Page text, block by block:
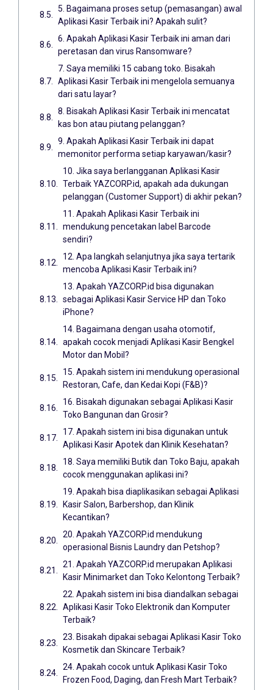
5. Bagaimana proses setup (pemasangan) awal
Aplikasi Kasir Terbaik ini? Apakah sulit?
6. Apakah Aplikasi Kasir Terbaik ini aman dari
peretasan dan virus Ransomware?
7. Saya memiliki 15 cabang toko. Bisakah
Aplikasi Kasir Terbaik ini mengelola semuanya
dari satu layar?
8. Bisakah Aplikasi Kasir Terbaik ini mencatat
kas bon atau piutang pelanggan?
9. Apakah Aplikasi Kasir Terbaik ini dapat
memonitor performa setiap karyawan/kasir?
10. Jika saya berlangganan Aplikasi Kasir
Terbaik YAZCORP.id, apakah ada dukungan
pelanggan (Customer Support) di akhir pekan?
11. Apakah Aplikasi Kasir Terbaik ini
mendukung pencetakan label Barcode
sendiri?
12. Apa langkah selanjutnya jika saya tertarik
mencoba Aplikasi Kasir Terbaik ini?
13. Apakah YAZCORP.id bisa digunakan
sebagai Aplikasi Kasir Service HP dan Toko
iPhone?
14. Bagaimana dengan usaha otomotif,
apakah cocok menjadi Aplikasi Kasir Bengkel
Motor dan Mobil?
15. Apakah sistem ini mendukung operasional
Restoran, Cafe, dan Kedai Kopi (F&B)?
16. Bisakah digunakan sebagai Aplikasi Kasir
Toko Bangunan dan Grosir?
17. Apakah sistem ini bisa digunakan untuk
Aplikasi Kasir Apotek dan Klinik Kesehatan?
18. Saya memiliki Butik dan Toko Baju, apakah
cocok menggunakan aplikasi ini?
19. Apakah bisa diaplikasikan sebagai Aplikasi
Kasir Salon, Barbershop, dan Klinik
Kecantikan?
20. Apakah YAZCORP.id mendukung
operasional Bisnis Laundry dan Petshop?
21. Apakah YAZCORP.id merupakan Aplikasi
Kasir Minimarket dan Toko Kelontong Terbaik?
22. Apakah sistem ini bisa diandalkan sebagai
Aplikasi Kasir Toko Elektronik dan Komputer
Terbaik?
23. Bisakah dipakai sebagai Aplikasi Kasir Toko
Kosmetik dan Skincare Terbaik?
24. Apakah cocok untuk Aplikasi Kasir Toko
Frozen Food, Daging, dan Fresh Mart Terbaik?